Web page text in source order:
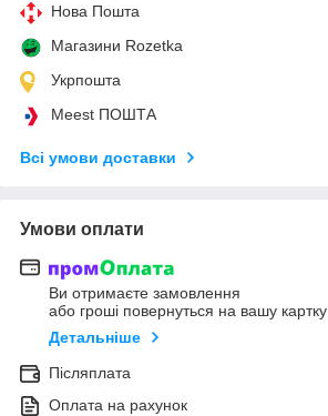
Нова Пошта
Магазини Rozetka
Укрпошта
Meest ПОШТА
Всі умови доставки
Умови оплати
Ви отримаєте замовлення
або гроші повернуться на вашу картку
Детальніше
Післяплата
Оплата на рахунок